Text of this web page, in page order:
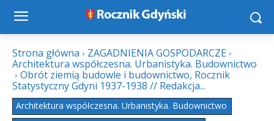
Strona główna
ZAGADNIENIA GOSPODARCZE
Architektura współczesna. Urbanistyka. Budownictwo
Obrót ziemią budowle i budownictwo, Rocznik
Statystyczny Gdyni 1937-1938 // Redakcja...
Architektura współczesna. Urbanistyka. Budownictwo